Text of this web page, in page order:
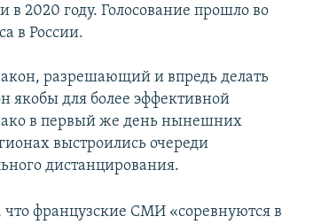
в 2020 году. Голосование прошло во
в России.
разрешающий и впредь делать
якобы для более эффективной
в первый же день нынешних
выстроились очереди
дистанцирования.
что французские СМИ «соревнуются в